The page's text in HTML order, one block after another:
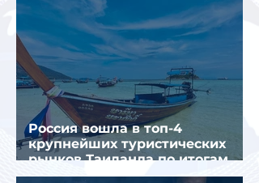
Россия вошла в топ-4
крупнейших туристических
рынков Таиланда по итогам
семи месяцев 2026 года